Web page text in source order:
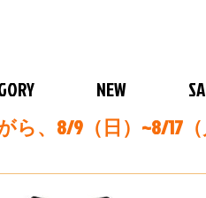
NEW
ら、8/9（日）~8/17